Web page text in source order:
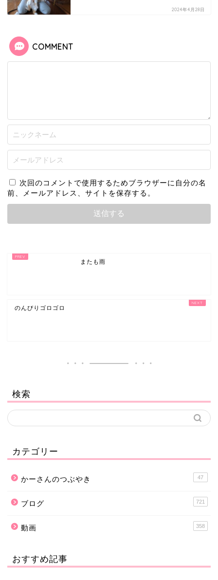
2024年4月28日
COMMENT
次回のコメントで使用するためブラウザーに自分の名
前、メールアドレス、サイトを保存する。
またも雨
のんびりゴロゴロ
検索
カテゴリー
かーさんのつぶやき 47
ブログ 721
動画 358
おすすめ記事